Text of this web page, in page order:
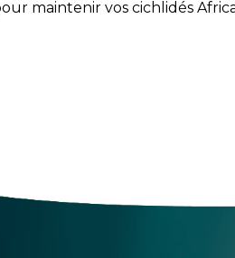
maintenir vos cichlidés